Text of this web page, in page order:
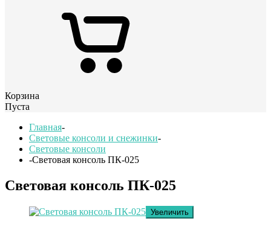
Корзина
Пуста
Главная-
Световые консоли и снежинки-
Световые консоли
-Световая консоль ПК-025
Световая консоль ПК-025
Увеличить